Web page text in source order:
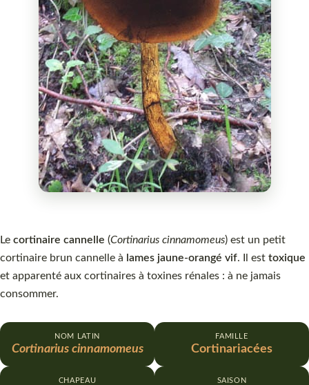
Le cortinaire cannelle (Cortinarius cinnamomeus) est un petit
cortinaire brun cannelle à lames jaune-orangé vif. Il est toxique
et apparenté aux cortinaires à toxines rénales : à ne jamais
consommer.
NOM LATIN
Cortinarius cinnamomeus
FAMILLE
Cortinariacées
CHAPEAU SAISON